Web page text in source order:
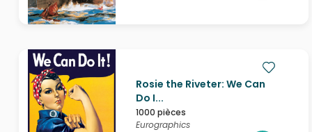
Rosie the Riveter: We Can
Do I...
1000 pièces
Eurographics